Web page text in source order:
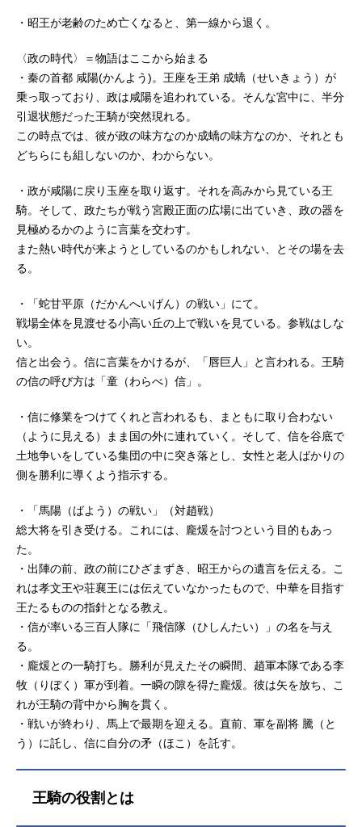
・昭王が老齢のため亡くなると、第一線から退く。
〈政の時代〉＝物語はここから始まる
・秦の首都 咸陽(かんよう)。王座を王弟 成蟜（せいきょう）が
乗っ取っており、政は咸陽を追われている。そんな宮中に、半分
引退状態だった王騎が突然現れる。
この時点では、彼が政の味方なのか成蟜の味方なのか、それとも
どちらにも組しないのか、わからない。
・政が咸陽に戻り玉座を取り返す。それを高みから見ている王
騎。そして、政たちが戦う宮殿正面の広場に出ていき、政の器を
見極めるかのように言葉を交わす。
また熱い時代が来ようとしているのかもしれない、とその場を去
る。
・「蛇甘平原（だかんへいげん）の戦い」にて。
戦場全体を見渡せる小高い丘の上で戦いを見ている。参戦はしな
い。
信と出会う。信に言葉をかけるが、「唇巨人」と言われる。王騎
の信の呼び方は「童（わらべ）信」。
・信に修業をつけてくれと言われるも、まともに取り合わない
（ように見える）まま国の外に連れていく。そして、信を谷底で
土地争いをしている集団の中に突き落とし、女性と老人ばかりの
側を勝利に導くよう指示する。
・「馬陽（ばよう）の戦い」（対趙戦）
総大将を引き受ける。これには、龐煖を討つという目的もあっ
た。
・出陣の前、政の前にひざまずき、昭王からの遺言を伝える。こ
れは孝文王や荘襄王には伝えていなかったもので、中華を目指す
王たるものの指針となる教え。
・信が率いる三百人隊に「飛信隊（ひしんたい）」の名を与え
る。
・龐煖との一騎打ち。勝利が見えたその瞬間、趙軍本隊である李
牧（りぼく）軍が到着。一瞬の隙を得た龐煖。彼は矢を放ち、こ
れが王騎の背中から胸を貫く。
・戦いが終わり、馬上で最期を迎える。直前、軍を副将 騰（と
う）に託し、信に自分の矛（ほこ）を託す。
王騎の役割とは